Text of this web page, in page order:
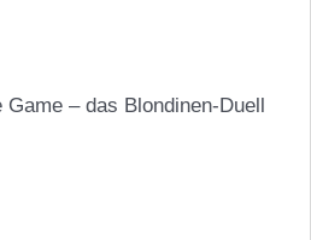
Game – das Blondinen-Duell